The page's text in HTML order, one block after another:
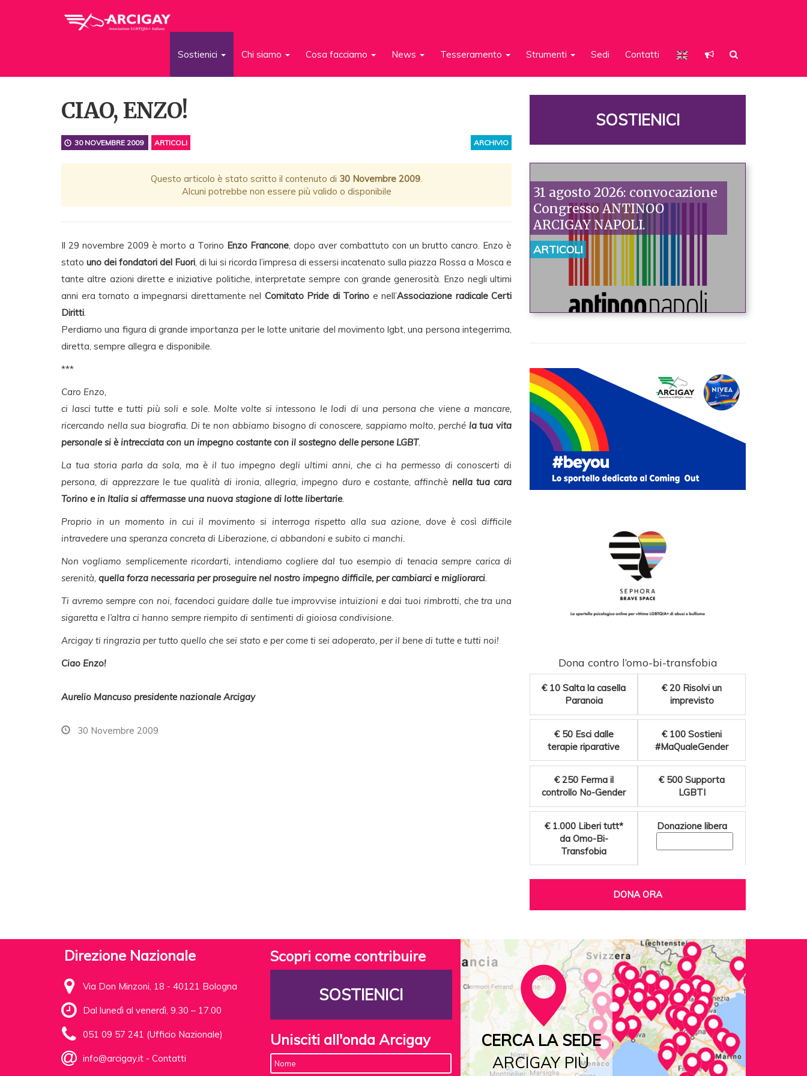
Sostienici Chi siamo Cosa facciamo News Tesseramento Strumenti Sedi Contatti
CIAO, ENZO!
ARCHIVIO
30 NOVEMBRE 2009 ARTICOLI
Questo articolo è stato scritto il contenuto di 30 Novembre 2009.
Alcuni potrebbe non essere più valido o disponibile
Il 29 novembre 2009 è morto a Torino Enzo Francone, dopo aver combattuto con un brutto cancro. Enzo è
stato uno dei fondatori del Fuori, di lui si ricorda l’impresa di essersi incatenato sulla piazza Rossa a Mosca e
tante altre azioni dirette e iniziative politiche, interpretate sempre con grande generosità. Enzo negli ultimi
anni era tornato a impegnarsi direttamente nel Comitato Pride di Torino e nell’Associazione radicale Certi
Diritti.
Perdiamo una figura di grande importanza per le lotte unitarie del movimento lgbt, una persona integerrima,
diretta, sempre allegra e disponibile.
***
Caro Enzo,
ci lasci tutte e tutti più soli e sole. Molte volte si intessono le lodi di una persona che viene a mancare,
ricercando nella sua biografia. Di te non abbiamo bisogno di conoscere, sappiamo molto, perché la tua vita
personale si è intrecciata con un impegno costante con il sostegno delle persone LGBT.
La tua storia parla da sola, ma è il tuo impegno degli ultimi anni, che ci ha permesso di conoscerti di
persona, di apprezzare le tue qualità di ironia, allegria, impegno duro e costante, affinchè nella tua cara
Torino e in Italia si affermasse una nuova stagione di lotte libertarie.
Proprio in un momento in cui il movimento si interroga rispetto alla sua azione, dove è così difficile
intravedere una speranza concreta di Liberazione, ci abbandoni e subito ci manchi.
Non vogliamo semplicemente ricordarti, intendiamo cogliere dal tuo esempio di tenacia sempre carica di
serenità, quella forza necessaria per proseguire nel nostro impegno difficile, per cambiarci e migliorarci.
Ti avremo sempre con noi, facendoci guidare dalle tue improvvise intuizioni e dai tuoi rimbrotti, che tra una
sigaretta e l’altra ci hanno sempre riempito di sentimenti di gioiosa condivisione.
Arcigay ti ringrazia per tutto quello che sei stato e per come ti sei adoperato, per il bene di tutte e tutti noi!
Ciao Enzo!
Aurelio Mancuso presidente nazionale Arcigay
30 Novembre 2009
SOSTIENICI
31 agosto 2026: convocazione
Congresso ANTINOO
ARCIGAY NAPOLI.
ARTICOLI
Dona contro l’omo-bi-transfobia
€ 10 Salta la casella
Paranoia
€ 20 Risolvi un
imprevisto
€ 50 Esci dalle
terapie riparative
€ 100 Sostieni
#MaQualeGender
€ 250 Ferma il
controllo No-Gender
€ 500 Supporta
LGBTI
€ 1.000 Liberi tutt*
da Omo-Bi-
Transfobia
Donazione libera
DONA ORA
Direzione Nazionale
Via Don Minzoni, 18 - 40121 Bologna
Dal lunedì al venerdì, 9.30 – 17.00
051 09 57 241 (Ufficio Nazionale)
info@arcigay.it - Contatti
Scopri come contribuire
SOSTIENICI
Unisciti all'onda Arcigay
CERCA LA SEDE
ARCIGAY PIÙ